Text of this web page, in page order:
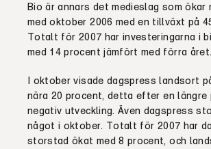
Bio är annars det medieslag som ökar
med oktober 2006 med en tillväxt på
Totalt för 2007 har investeringarna i
med 14 procent jämfört med förra året.
I oktober visade dagspress landsort
nära 20 procent, detta efter en längre
negativ utveckling. Även dagspress
något i oktober. Totalt för 2007 har
storstad ökat med 8 procent, och